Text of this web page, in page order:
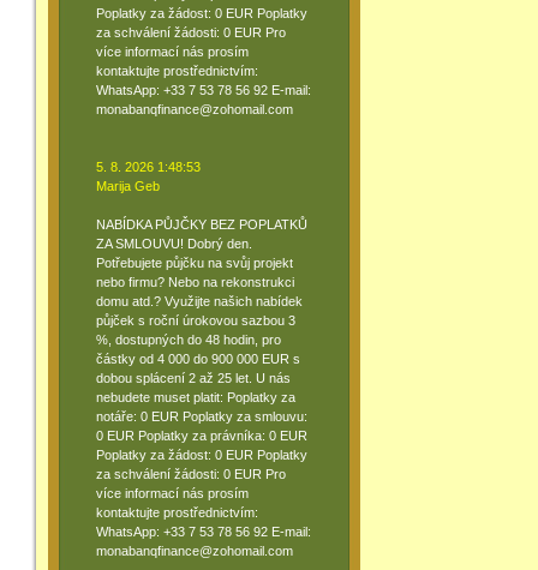
Poplatky za žádost: 0 EUR Poplatky
za schválení žádosti: 0 EUR Pro
více informací nás prosím
kontaktujte prostřednictvím:
WhatsApp: +33 7 53 78 56 92 E-mail:
monabanqfinance@zohomail.com
5. 8. 2026 1:48:53
Marija Geb
NABÍDKA PŮJČKY BEZ POPLATKŮ
ZA SMLOUVU! Dobrý den.
Potřebujete půjčku na svůj projekt
nebo firmu? Nebo na rekonstrukci
domu atd.? Využijte našich nabídek
půjček s roční úrokovou sazbou 3
%, dostupných do 48 hodin, pro
částky od 4 000 do 900 000 EUR s
dobou splácení 2 až 25 let. U nás
nebudete muset platit: Poplatky za
notáře: 0 EUR Poplatky za smlouvu:
0 EUR Poplatky za právníka: 0 EUR
Poplatky za žádost: 0 EUR Poplatky
za schválení žádosti: 0 EUR Pro
více informací nás prosím
kontaktujte prostřednictvím:
WhatsApp: +33 7 53 78 56 92 E-mail:
monabanqfinance@zohomail.com